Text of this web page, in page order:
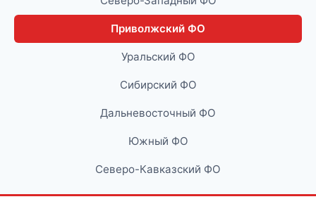
Приволжский ФО
Уральский ФО
Сибирский ФО
Дальневосточный ФО
Южный ФО
Северо-Кавказский ФО